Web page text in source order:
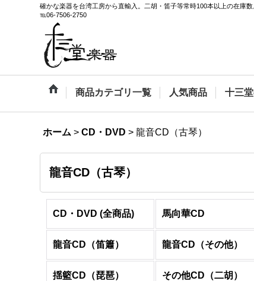
確かな楽器を台湾工房から直輸入。二胡・笛子等常時100本以上の在庫
℡06-7506-2750
商品カテゴリ一覧 人気商品 十三
ホーム > CD・DVD > 龍音CD（古琴）
龍音CD（古琴）
CD・DVD (全商品) 馬向華CD
龍音CD（笛簫） 龍音CD（その他）
揺籃CD（琵琶） その他CD（二胡）